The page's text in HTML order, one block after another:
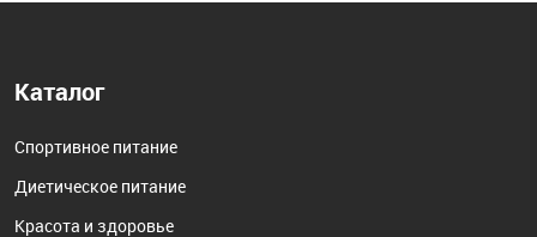
Каталог
Спортивное питание
Диетическое питание
Красота и здоровье